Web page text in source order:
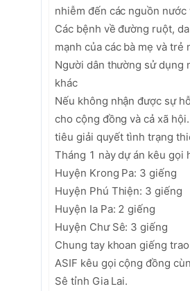
nhiễm đến các nguồn
Các bệnh về đường ruột,
mạnh của các bà mẹ và trẻ
Người dân thường sử dụng
khác
Nếu không nhận được sự
cho cộng đồng và cả xã
tiêu giải quyết tình trạng
Tháng 1 này dự án kêu gọi
Huyện Krong Pa: 3 giếng
Huyện Phú Thiện: 3 giếng
Huyện Ia Pa: 2 giếng
Huyện Chư Sê: 3 giếng
Chung tay khoan giếng
ASIF kêu gọi cộng đồng
Sê tỉnh Gia Lai.